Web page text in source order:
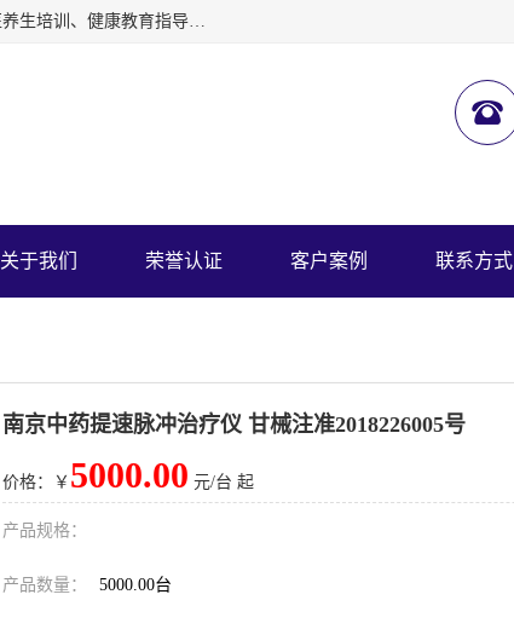
深圳运康达华科技有限公司以从事中多功能治疗仪的开发研制、生产制造、销售服务为核心，并以中医养生培训、健康教育指导为依托、秉承弘扬民族中医药、造福人类健康的精神理念，以祖国的医学名著《黄帝内经》为理论基础，结合现代医疗、保健养生等，创立了中药提速疗法，开辟了一条新的治疗途径。
关于我们 荣誉认证 客户案例 联系方式
南京中药提速脉冲治疗仪 甘械注准2018226005号
价格：￥ 5000.00 元/台 起
产品规格：
产品数量： 5000.00台